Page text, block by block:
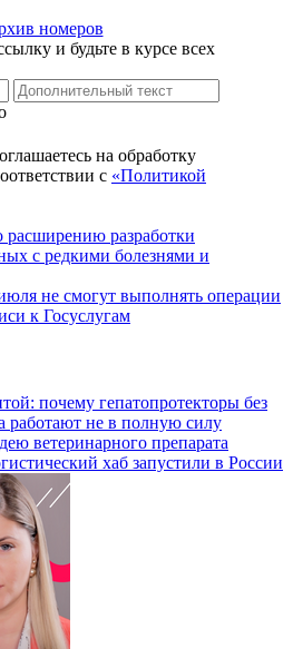
номеров
и будьте в курсе всех
на обработку
с «Политикой
расширению разработки
с редкими болезнями и
не смогут выполнять операции
к Госуслугам
почему гепатопротекторы без
работают не в полную силу
ветеринарного препарата
хаб запустили в России